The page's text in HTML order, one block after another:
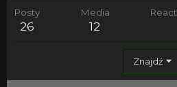
Posty
26
Media
12
Znajdź